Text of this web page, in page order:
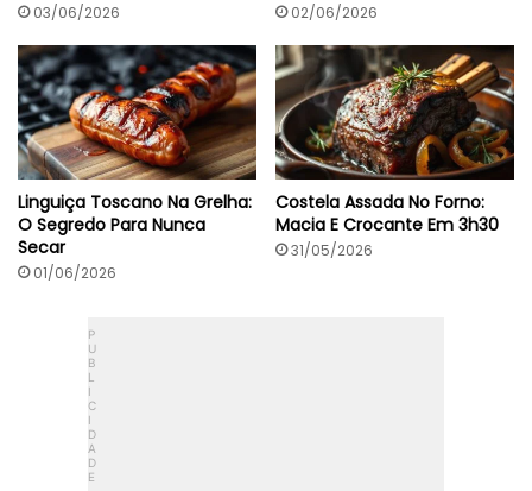
03/06/2026 02/06/2026
Linguiça Toscano Na Grelha:
O Segredo Para Nunca
Secar
01/06/2026
Costela Assada No Forno:
Macia E Crocante Em 3h30
31/05/2026